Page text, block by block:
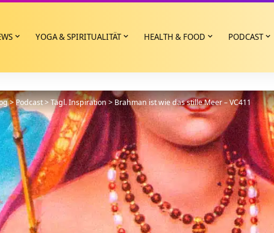
YOGA & SPIRITUALITÄT HEALTH & FOOD PODCAST
>Podcast>Tägl. Inspiration >Brahman ist wie das stille Meer – VC411